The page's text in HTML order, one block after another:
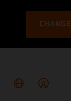
CHANGE